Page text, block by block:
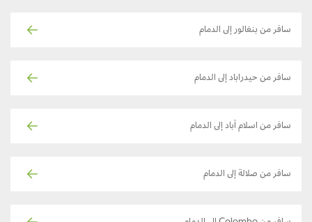
سافر من بنغالور إلى الدمام
سافر من حيدراباد إلى الدمام
سافر من اسلام آباد إلى الدمام
سافر من صلالة إلى الدمام